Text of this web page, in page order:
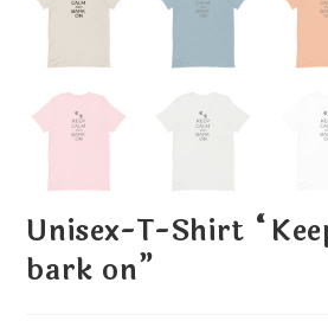
Unisex-T-Shirt
bark on”